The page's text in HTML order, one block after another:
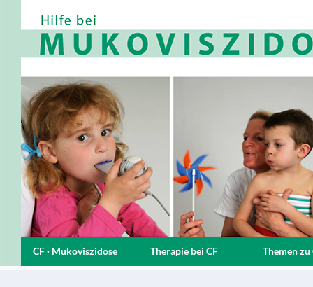
CF · Mukoviszidose Therapie bei CF Themen zu